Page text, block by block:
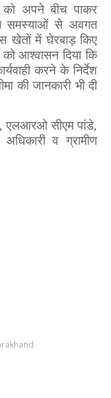
को अपने बीच पाकर
समस्याओं से अवगत
खेतों में घेरबाड़ किए
को आश्वासन दिया कि
करने के निर्देश
की जानकारी भी दी
एलआरओ सीएम पांडे,
व ग्रामीण